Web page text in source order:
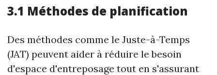
3.1 Méthodes de planification
Des méthodes comme le Juste-à-Temps
(JAT) peuvent aider à réduire le besoin
d'espace d'entreposage tout en s'assurant